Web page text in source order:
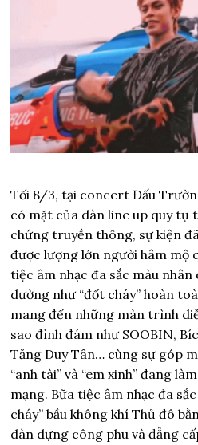
Tối 8/3, tại concert Đấu
có mặt của dàn line up quy tụ
chứng truyền thông, sự kiện
được lượng lớn người hâm mộ
tiệc âm nhạc đa sắc màu
dường như “đốt cháy” hoàn
mang đến những màn trình
sao đình đám như SOOBIN,
Tăng Duy Tân… cùng sự góp
“anh tài” và “em xinh” đang
mạng. Bữa tiệc âm nhạc đa
cháy” bầu không khí Thủ đô
dàn dựng công phu và đẳng